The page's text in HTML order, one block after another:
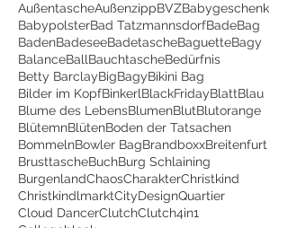
AußentascheAußenzippBVZBabygeschenk
BabypolsterBad TatzmannsdorfBadeBag
BadenBadeseeBadetascheBaguetteBagy
BalanceBallBauchtascheBedürfnis
Betty BarclayBigBagyBikini Bag
Bilder im KopfBinkerlBlackFridayBlattBlau
Blume des LebensBlumenBlutBlutorange
BlütemnBlütenBoden der Tatsachen
BommelnBowler BagBrandboxxBreitenfurt
BrusttascheBuchBurg Schlaining
BurgenlandChaosCharakterChristkind
ChristkindlmarktCityDesignQuartier
Cloud DancerClutchClutch4in1